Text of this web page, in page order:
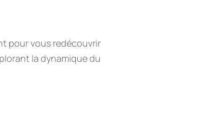
pour vous redécouvrir
la dynamique du